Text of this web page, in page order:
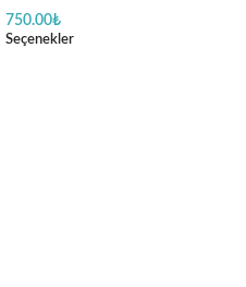
750.00₺
Seçenekler